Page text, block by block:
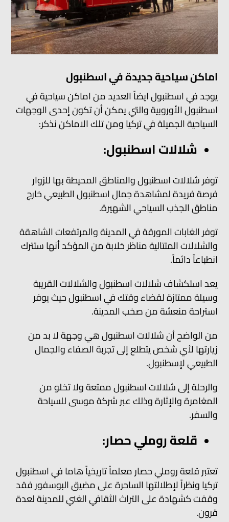
اماكن سياحية جديدة في اسطنبول
يوجد في اسطنبول ايضاً العديد من اماكن سياحية في
اسطنبول الأوروبية والتي يمكن أن تكون إحدى الوجهات
السياحية الجميلة في تركيا ومن تلك الاماكن نذكر:
شلالات اسطنبول:
توفر شلالات اسطنبول والمناطق المحيطة بها للزوار
فرصة فريدة لمشاهدة جمال اسطنبول الطبيعي خارج
مناطق الجذب السياحي الشهيرة.
توفر الغابات المورقة في المدينة والمرتفعات الشاهقة
والشلالات المتتالية مناظر خلابة من المؤكد أنها ستترك
انطباعاً دائماً.
يعد استكشاف شلالات اسطنبول والشلالات القريبة
وسيلة ممتازة لقضاء وقتك في اسطنبول حيث يوفر
استراحة منعشة من صخب المدينة.
من الواضح أن شلالات اسطنبول هي وجهة لا بد من
زيارتها لأي شخص يتطلع إلى تجربة الصفاء والجمال
الطبيعي لإسطنبول.
والرحلة إلى شلالات اسطنبول ممتعة ولا تخلو من
المغامرة والإثارة وذلك عبر شركة موسى للسياحة
والسفر.
قلعة روملي حصار:
تعتبر قلعة روملي حصار معلماً تاريخياً هاما في اسطنبول
تركيا ونظراً لإطلالتها الساحرة على مضيق البوسفور فقد
وقفت كشهادة على التراث الثقافي الغني للمدينة لعدة
قرون.